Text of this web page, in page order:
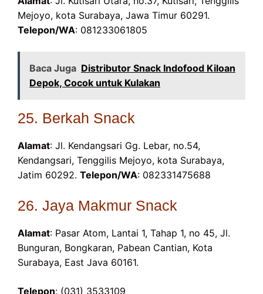
Mejoyo, kota Surabaya, Jawa Timur 60291.
Telepon/WA: 081233061805
Baca Juga Distributor Snack Indofood Kiloan
Depok, Cocok untuk Kulakan
25. Berkah Snack
Alamat: Jl. Kendangsari Gg. Lebar, no.54,
Kendangsari, Tenggilis Mejoyo, kota Surabaya,
Jatim 60292. Telepon/WA: 082331475688
26. Jaya Makmur Snack
Alamat: Pasar Atom, Lantai 1, Tahap 1, no 45, Jl.
Bunguran, Bongkaran, Pabean Cantian, Kota
Surabaya, East Java 60161.
Telepon: (031) 3533109